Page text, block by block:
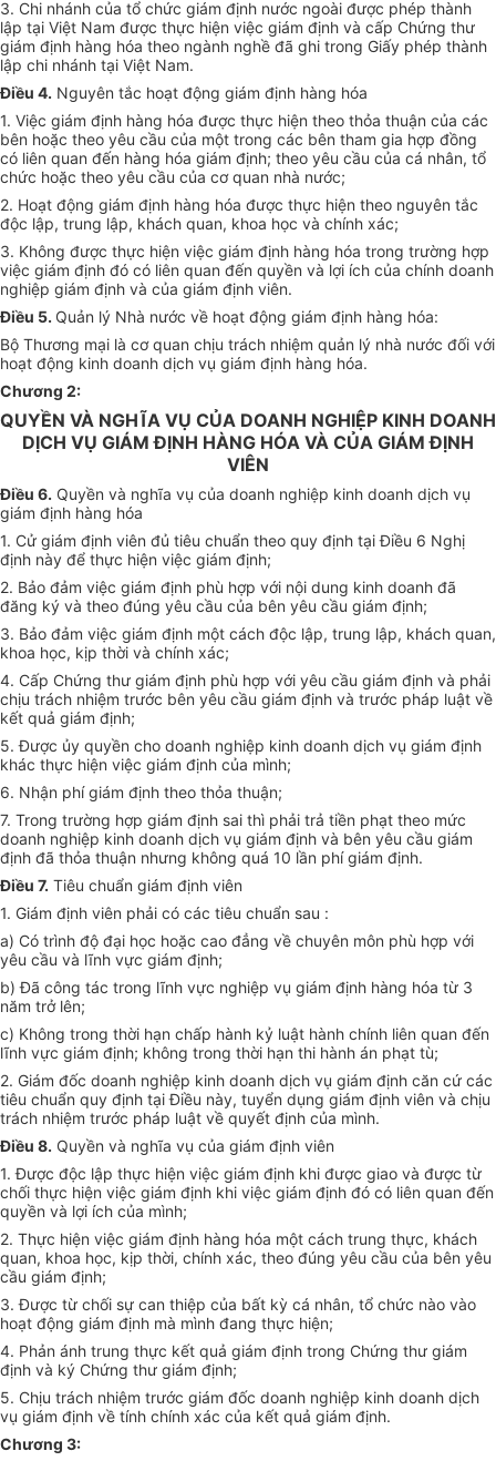
3. Chi nhánh của tổ chức giám định nước ngoài được phép thành
lập tại Việt Nam được thực hiện việc giám định và cấp Chứng thư
giám định hàng hóa theo ngành nghề đã ghi trong Giấy phép thành
lập chi nhánh tại Việt Nam.
Điều 4. Nguyên tắc hoạt động giám định hàng hóa
1. Việc giám định hàng hóa được thực hiện theo thỏa thuận của các
bên hoặc theo yêu cầu của một trong các bên tham gia hợp đồng
có liên quan đến hàng hóa giám định; theo yêu cầu của cá nhân, tổ
chức hoặc theo yêu cầu của cơ quan nhà nước;
2. Hoạt động giám định hàng hóa được thực hiện theo nguyên tắc
độc lập, trung lập, khách quan, khoa học và chính xác;
3. Không được thực hiện việc giám định hàng hóa trong trường hợp
việc giám định đó có liên quan đến quyền và lợi ích của chính doanh
nghiệp giám định và của giám định viên.
Điều 5. Quản lý Nhà nước về hoạt động giám định hàng hóa:
Bộ Thương mại là cơ quan chịu trách nhiệm quản lý nhà nước đối với
hoạt động kinh doanh dịch vụ giám định hàng hóa.
Chương 2:
QUYỀN VÀ NGHĨA VỤ CỦA DOANH NGHIỆP KINH DOANH
DỊCH VỤ GIÁM ĐỊNH HÀNG HÓA VÀ CỦA GIÁM ĐỊNH
VIÊN
Điều 6. Quyền và nghĩa vụ của doanh nghiệp kinh doanh dịch vụ
giám định hàng hóa
1. Cử giám định viên đủ tiêu chuẩn theo quy định tại Điều 6 Nghị
định này để thực hiện việc giám định;
2. Bảo đảm việc giám định phù hợp với nội dung kinh doanh đã
đăng ký và theo đúng yêu cầu của bên yêu cầu giám định;
3. Bảo đảm việc giám định một cách độc lập, trung lập, khách quan,
khoa học, kịp thời và chính xác;
4. Cấp Chứng thư giám định phù hợp với yêu cầu giám định và phải
chịu trách nhiệm trước bên yêu cầu giám định và trước pháp luật về
kết quả giám định;
5. Được ủy quyền cho doanh nghiệp kinh doanh dịch vụ giám định
khác thực hiện việc giám định của mình;
6. Nhận phí giám định theo thỏa thuận;
7. Trong trường hợp giám định sai thì phải trả tiền phạt theo mức
doanh nghiệp kinh doanh dịch vụ giám định và bên yêu cầu giám
định đã thỏa thuận nhưng không quá 10 lần phí giám định.
Điều 7. Tiêu chuẩn giám định viên
1. Giám định viên phải có các tiêu chuẩn sau :
a) Có trình độ đại học hoặc cao đẳng về chuyên môn phù hợp với
yêu cầu và lĩnh vực giám định;
b) Đã công tác trong lĩnh vực nghiệp vụ giám định hàng hóa từ 3
năm trở lên;
c) Không trong thời hạn chấp hành kỷ luật hành chính liên quan đến
lĩnh vực giám định; không trong thời hạn thi hành án phạt tù;
2. Giám đốc doanh nghiệp kinh doanh dịch vụ giám định căn cứ các
tiêu chuẩn quy định tại Điều này, tuyển dụng giám định viên và chịu
trách nhiệm trước pháp luật về quyết định của mình.
Điều 8. Quyền và nghĩa vụ của giám định viên
1. Được độc lập thực hiện việc giám định khi được giao và được từ
chối thực hiện việc giám định khi việc giám định đó có liên quan đến
quyền và lợi ích của mình;
2. Thực hiện việc giám định hàng hóa một cách trung thực, khách
quan, khoa học, kịp thời, chính xác, theo đúng yêu cầu của bên yêu
cầu giám định;
3. Được từ chối sự can thiệp của bất kỳ cá nhân, tổ chức nào vào
hoạt động giám định mà mình đang thực hiện;
4. Phản ánh trung thực kết quả giám định trong Chứng thư giám
định và ký Chứng thư giám định;
5. Chịu trách nhiệm trước giám đốc doanh nghiệp kinh doanh dịch
vụ giám định về tính chính xác của kết quả giám định.
Chương 3: